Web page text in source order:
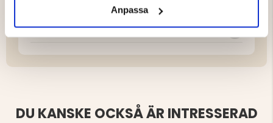
Anpassa
Varumärke
DU KANSKE OCKSÅ ÄR INTRESSERAD